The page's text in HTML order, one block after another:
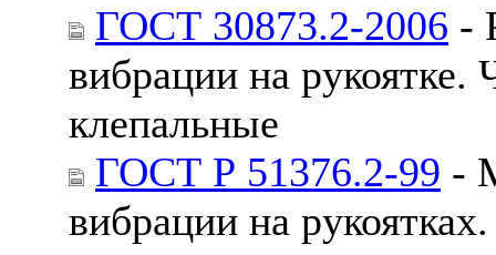
ГОСТ 30873.2-2006 -
вибрации на
клепальные
ГОСТ Р 51376.2-99 -
вибрации на